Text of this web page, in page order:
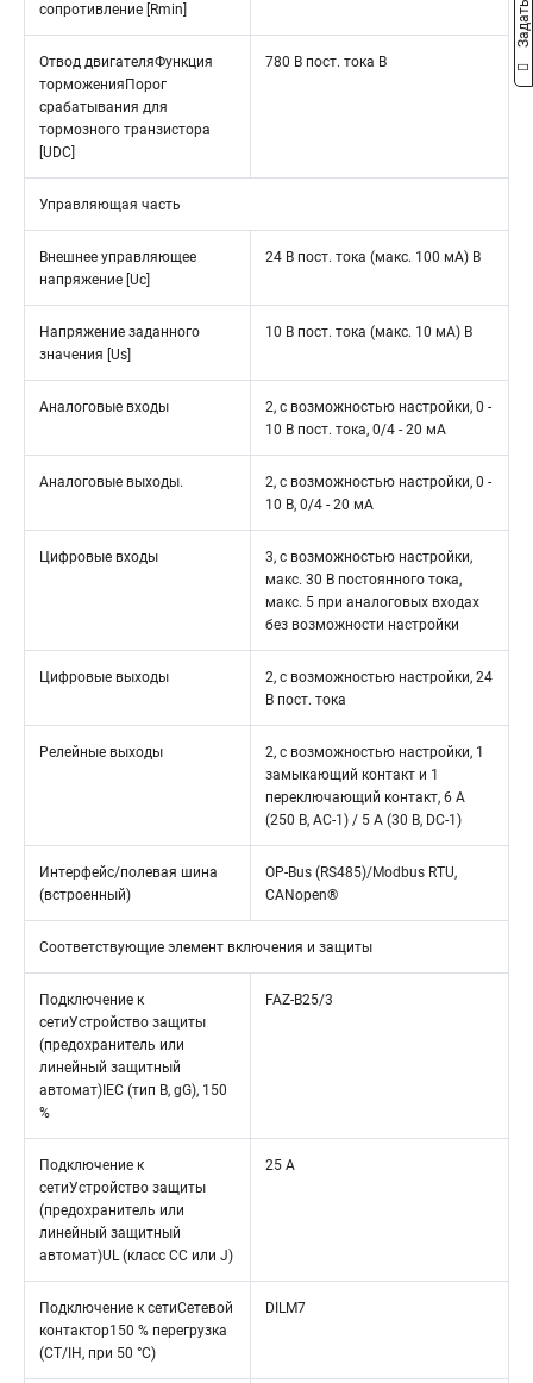
сопротивление [Rmin]
Отвод двигателяФункция
торможенияПорог
срабатывания для
тормозного транзистора
[UDC]
780 В пост. тока В
Управляющая часть
Внешнее управляющее
напряжение [Uc]
24 В пост. тока (макс. 100 мА) В
Напряжение заданного
значения [Us]
10 В пост. тока (макс. 10 мА) В
Аналоговые входы
2, с возможностью настройки, 0 -
10 В пост. тока, 0/4 - 20 мА
Аналоговые выходы.
2, с возможностью настройки, 0 -
10 В, 0/4 - 20 мА
Цифровые входы
3, с возможностью настройки,
макс. 30 В постоянного тока,
макс. 5 при аналоговых входах
без возможности настройки
Цифровые выходы
2, с возможностью настройки, 24
В пост. тока
Релейные выходы
2, с возможностью настройки, 1
замыкающий контакт и 1
переключающий контакт, 6 A
(250 В, AC-1) / 5 A (30 В, DC-1)
Интерфейс/полевая шина
(встроенный)
OP-Bus (RS485)/Modbus RTU,
CANopen®
Соответствующие элемент включения и защиты
Подключение к
сетиУстройство защиты
(предохранитель или
линейный защитный
автомат)IEC (тип B, gG), 150
%
FAZ-B25/3
Подключение к
сетиУстройство защиты
(предохранитель или
линейный защитный
автомат)UL (класс CC или J)
25 A
Подключение к сетиСетевой
контактор150 % перегрузка
(CT/IH, при 50 °C)
DILM7